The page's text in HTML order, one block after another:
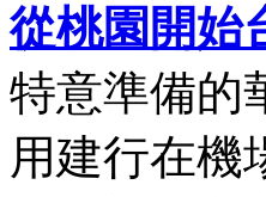
從桃園開始
特意準備的
用建行在機